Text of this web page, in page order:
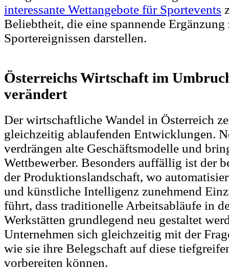
interessante Wettangebote für Sportevents
Beliebtheit, die eine spannende
Sportereignissen darstellen.
Österreichs Wirtschaft im
verändert
Der wirtschaftliche Wandel in Österreich
gleichzeitig ablaufenden Entwicklungen.
verdrängen alte Geschäftsmodelle und
Wettbewerber. Besonders auffällig ist der
der Produktionslandschaft, wo
und künstliche Intelligenz zunehmend
führt, dass traditionelle Arbeitsabläufe in
Werkstätten grundlegend neu gestaltet
Unternehmen sich gleichzeitig mit der
wie sie ihre Belegschaft auf diese
vorbereiten können.